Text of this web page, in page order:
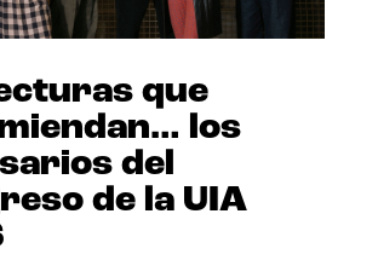
que
los
del
de la UIA